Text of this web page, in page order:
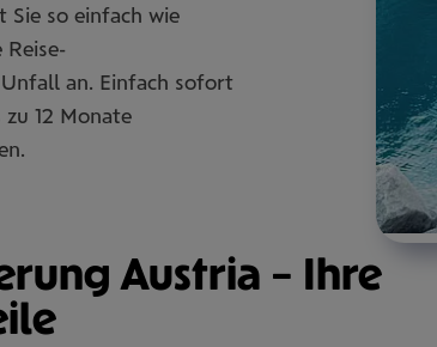
Sie so einfach wie
an. Einfach sofort
12 Monate
Austria – Ihre